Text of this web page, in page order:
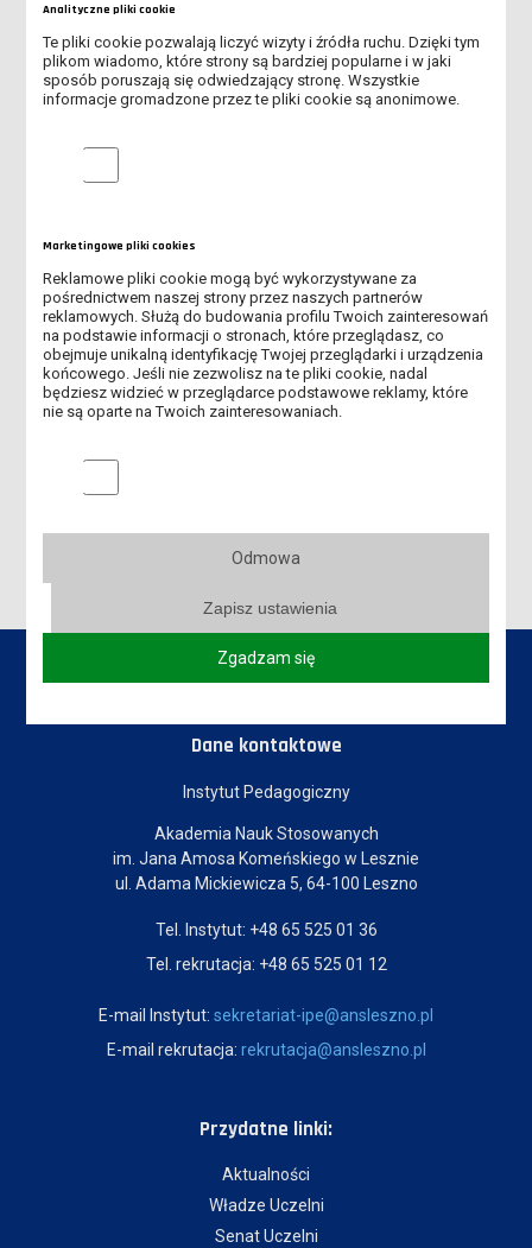
SAMORZĄD INSTYTUTU PEDAGOGICZNEGO
KOŁO NAUKOWE PEDAGOGÓW
GRUPA TEATRALNA "LEŻAK"
Dane kontaktowe
Instytut Pedagogiczny
Akademia Nauk Stosowanych
im. Jana Amosa Komeńskiego w Lesznie
ul. Adama Mickiewicza 5, 64-100 Leszno
Tel. Instytut: +48 65 525 01 36
Tel. rekrutacja: +48 65 525 01 12
E-mail Instytut: sekretariat-ipe@ansleszno.pl
E-mail rekrutacja: rekrutacja@ansleszno.pl
Przydatne linki:
Aktualności
Władze Uczelni
Senat Uczelni
Analityczne pliki cookie
Te pliki cookie pozwalają liczyć wizyty i źródła ruchu. Dzięki tym
plikom wiadomo, które strony są bardziej popularne i w jaki
sposób poruszają się odwiedzający stronę. Wszystkie
informacje gromadzone przez te pliki cookie są anonimowe.
Analityczne pliki cookie
Marketingowe pliki cookies
Reklamowe pliki cookie mogą być wykorzystywane za
pośrednictwem naszej strony przez naszych partnerów
reklamowych. Służą do budowania profilu Twoich zainteresowań
na podstawie informacji o stronach, które przeglądasz, co
obejmuje unikalną identyfikację Twojej przeglądarki i urządzenia
końcowego. Jeśli nie zezwolisz na te pliki cookie, nadal
będziesz widzieć w przeglądarce podstawowe reklamy, które
nie są oparte na Twoich zainteresowaniach.
Marketingowe pliki cookies
Odmowa
Zapisz ustawienia
Zgadzam się